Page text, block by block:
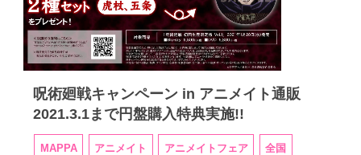
呪術廻戦キャンペーン in アニメイト通販
2021.3.1まで円盤購入特典実施!!
MAPPA アニメイト アニメイトフェア 全国